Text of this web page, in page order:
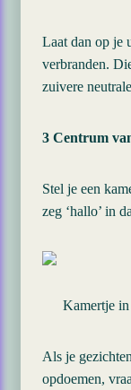
Laat dan op je
verbranden.
zuivere
3 Centrum
Stel je een
zeg ‘hallo’ in
Kamertje
Als je
opdoemen,